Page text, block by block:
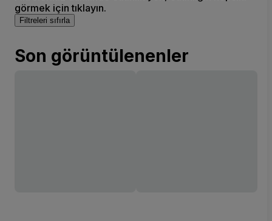
görmek için tıklayın.
Filtreleri sıfırla
Son görüntülenenler